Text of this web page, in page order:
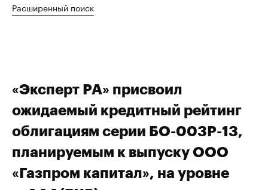
Расширенный поиск
«Эксперт РА» присвоил
ожидаемый кредитный рейтинг
облигациям серии БО-003Р-13,
планируемым к выпуску ООО
«Газпром капитал», на уровне